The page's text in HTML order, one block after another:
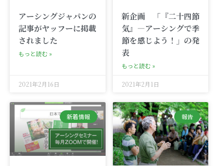
アーシングジャパンの
記事がヤッフーに掲載
されました
もっと読む »
2021年2月16日
新企画 「『二十四節
気』―アーシングで季
節を感じよう！」の発
表
もっと読む »
2021年2月1日
新着情報 報告